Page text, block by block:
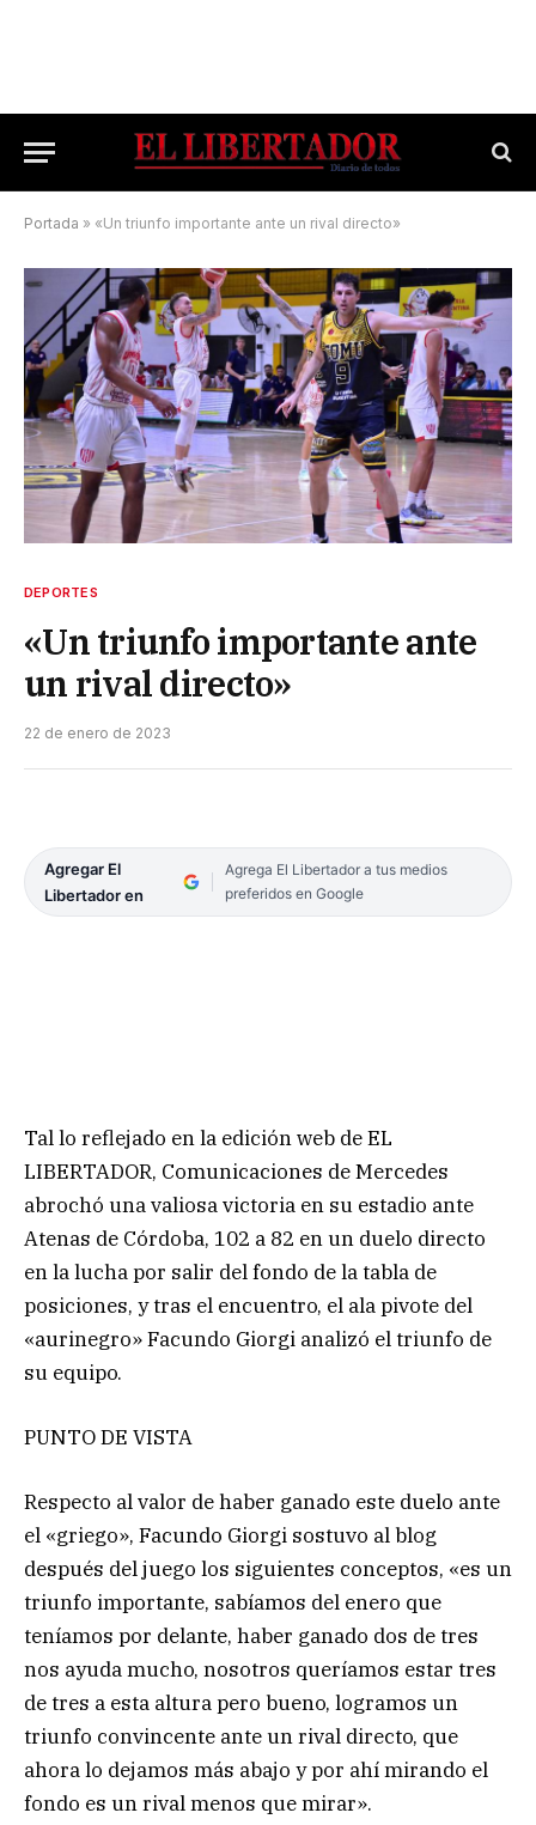
Portada » «Un triunfo importante ante un rival directo»
DEPORTES
«Un triunfo importante ante
un rival directo»
22 de enero de 2023
Agregar El
Libertador en
Agrega El Libertador a tus medios
preferidos en Google
Tal lo reflejado en la edición web de EL
LIBERTADOR, Comunicaciones de Mercedes
abrochó una valiosa victoria en su estadio ante
Atenas de Córdoba, 102 a 82 en un duelo directo
en la lucha por salir del fondo de la tabla de
posiciones, y tras el encuentro, el ala pivote del
«aurinegro» Facundo Giorgi analizó el triunfo de
su equipo.
PUNTO DE VISTA
Respecto al valor de haber ganado este duelo ante
el «griego», Facundo Giorgi sostuvo al blog
después del juego los siguientes conceptos, «es un
triunfo importante, sabíamos del enero que
teníamos por delante, haber ganado dos de tres
nos ayuda mucho, nosotros queríamos estar tres
de tres a esta altura pero bueno, logramos un
triunfo convincente ante un rival directo, que
ahora lo dejamos más abajo y por ahí mirando el
fondo es un rival menos que mirar».